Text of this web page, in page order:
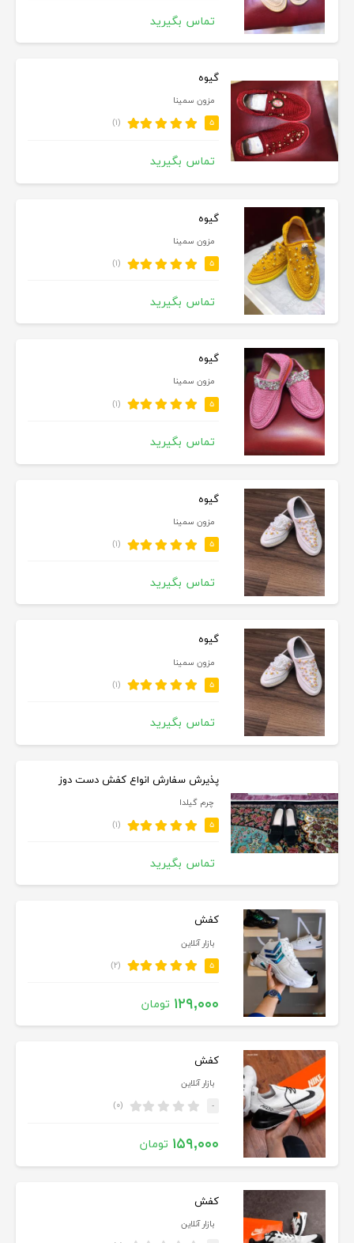
تماس بگیرید
گيوه
مزون سمينا
۵ (۱)
تماس بگیرید
گيوه
مزون سمينا
۵ (۱)
تماس بگیرید
گيوه
مزون سمينا
۵ (۱)
تماس بگیرید
گيوه
مزون سمينا
۵ (۱)
تماس بگیرید
گيوه
مزون سمينا
۵ (۱)
تماس بگیرید
پذیرش سفارش انواع کفش دست دوز
چرم گیلدا
۵ (۱)
تماس بگیرید
کفش
بازار آنلاین
۵ (۲)
۱۲۹,۰۰۰ تومان
کفش
بازار آنلاین
- (۰)
۱۵۹,۰۰۰ تومان
کفش
بازار آنلاین